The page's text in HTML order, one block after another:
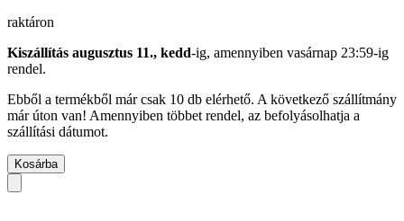
raktáron
Kiszállítás augusztus 11., kedd-ig, amennyiben vasárnap 23:59-ig
rendel.
Ebből a termékből már csak 10 db elérhető. A következő szállítmány
már úton van! Amennyiben többet rendel, az befolyásolhatja a
szállítási dátumot.
Kosárba